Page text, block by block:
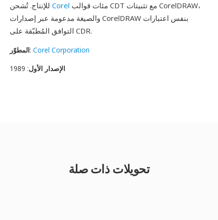
Corel
والصيغة مدعومة عبر إصدارات CorelDRAW بنفس اعتبارات
التوافق المُطبّقة على CDR.
المطوّر: Corel Corporation
الإصدار الأول: 1989
تحويلات ذات صلة